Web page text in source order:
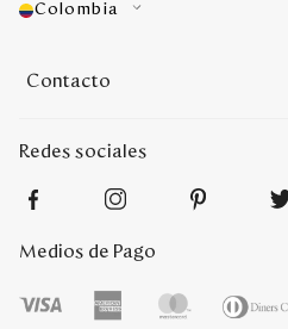
Colombia
Contacto
Redes sociales
Medios de Pago